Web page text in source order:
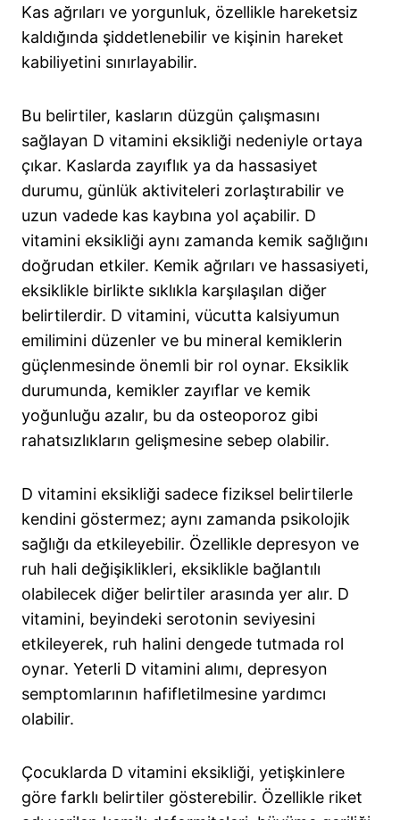
Kas ağrıları ve yorgunluk, özellikle hareketsiz
kaldığında şiddetlenebilir ve kişinin hareket
kabiliyetini sınırlayabilir.
Bu belirtiler, kasların düzgün çalışmasını
sağlayan D vitamini eksikliği nedeniyle ortaya
çıkar. Kaslarda zayıflık ya da hassasiyet
durumu, günlük aktiviteleri zorlaştırabilir ve
uzun vadede kas kaybına yol açabilir. D
vitamini eksikliği aynı zamanda kemik sağlığını
doğrudan etkiler. Kemik ağrıları ve hassasiyeti,
eksiklikle birlikte sıklıkla karşılaşılan diğer
belirtilerdir. D vitamini, vücutta kalsiyumun
emilimini düzenler ve bu mineral kemiklerin
güçlenmesinde önemli bir rol oynar. Eksiklik
durumunda, kemikler zayıflar ve kemik
yoğunluğu azalır, bu da osteoporoz gibi
rahatsızlıkların gelişmesine sebep olabilir.
D vitamini eksikliği sadece fiziksel belirtilerle
kendini göstermez; aynı zamanda psikolojik
sağlığı da etkileyebilir. Özellikle depresyon ve
ruh hali değişiklikleri, eksiklikle bağlantılı
olabilecek diğer belirtiler arasında yer alır. D
vitamini, beyindeki serotonin seviyesini
etkileyerek, ruh halini dengede tutmada rol
oynar. Yeterli D vitamini alımı, depresyon
semptomlarının hafifletilmesine yardımcı
olabilir.
Çocuklarda D vitamini eksikliği, yetişkinlere
göre farklı belirtiler gösterebilir. Özellikle riket